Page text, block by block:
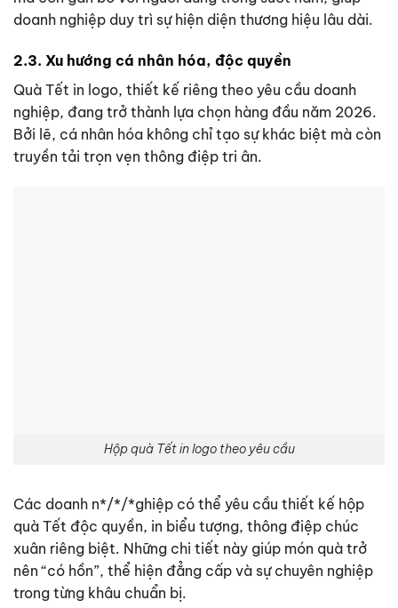
doanh nghiệp duy trì sự hiện diện thương hiệu lâu dài.
2.3. Xu hướng cá nhân hóa, độc quyền
Quà Tết in logo, thiết kế riêng theo yêu cầu doanh
nghiệp, đang trở thành lựa chọn hàng đầu năm 2026.
Bởi lẽ, cá nhân hóa không chỉ tạo sự khác biệt mà còn
truyền tải trọn vẹn thông điệp tri ân.
Hộp quà Tết in logo theo yêu cầu
Các doanh n*/*/*ghiệp có thể yêu cầu thiết kế hộp
quà Tết độc quyền, in biểu tượng, thông điệp chúc
xuân riêng biệt. Những chi tiết này giúp món quà trở
nên “có hồn”, thể hiện đẳng cấp và sự chuyên nghiệp
trong từng khâu chuẩn bị.